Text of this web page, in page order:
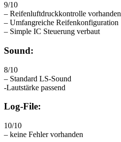
9/10
– Reifenluftdruckkontrolle vorhanden
– Umfangreiche Reifenkonfiguration
– Simple IC Steuerung verbaut
Sound:
8/10
– Standard LS-Sound
-Lautstärke passend
Log-File:
10/10
– keine Fehler vorhanden